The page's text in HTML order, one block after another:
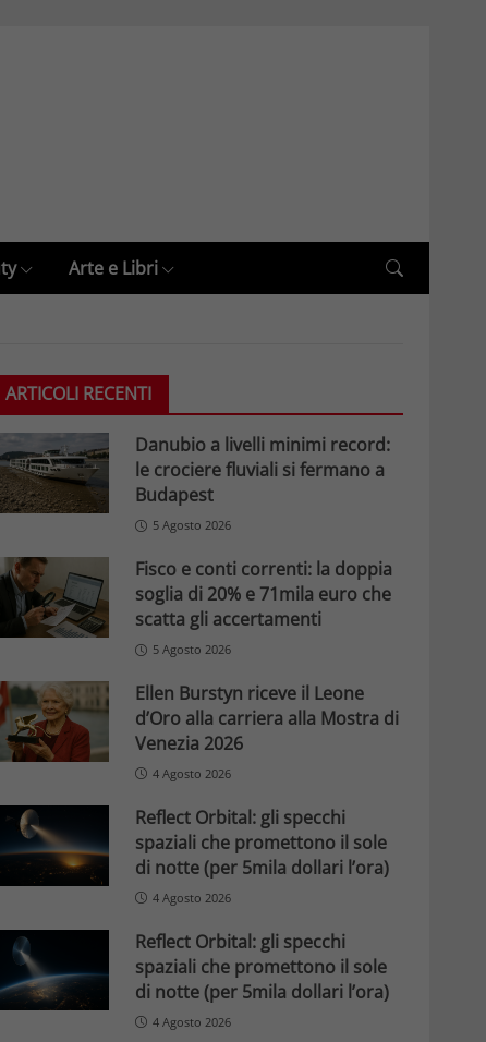
Arte e Libri
ARTICOLI RECENTI
Danubio a livelli minimi record:
le crociere fluviali si fermano a
Budapest
5 Agosto 2026
Fisco e conti correnti: la doppia
soglia di 20% e 71mila euro che
scatta gli accertamenti
5 Agosto 2026
Ellen Burstyn riceve il Leone
d’Oro alla carriera alla Mostra di
Venezia 2026
4 Agosto 2026
Reflect Orbital: gli specchi
spaziali che promettono il sole
di notte (per 5mila dollari l’ora)
4 Agosto 2026
Reflect Orbital: gli specchi
spaziali che promettono il sole
di notte (per 5mila dollari l’ora)
4 Agosto 2026